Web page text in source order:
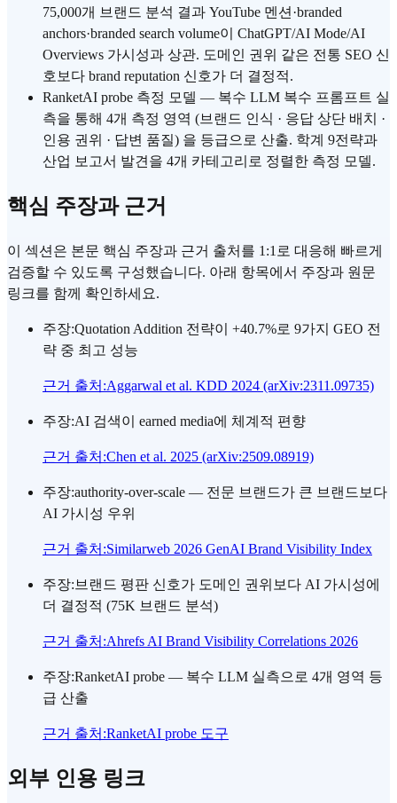
75,000개 브랜드 분석 결과 YouTube 멘션·branded
anchors·branded search volume이 ChatGPT/AI Mode/AI
Overviews 가시성과 상관. 도메인 권위 같은 전통 SEO 신
호보다 brand reputation 신호가 더 결정적.
RanketAI probe 측정 모델 — 복수 LLM 복수 프롬프트 실
측을 통해 4개 측정 영역 (브랜드 인식 · 응답 상단 배치 ·
인용 권위 · 답변 품질) 을 등급으로 산출. 학계 9전략과
산업 보고서 발견을 4개 카테고리로 정렬한 측정 모델.
핵심 주장과 근거
이 섹션은 본문 핵심 주장과 근거 출처를 1:1로 대응해 빠르게
검증할 수 있도록 구성했습니다. 아래 항목에서 주장과 원문
링크를 함께 확인하세요.
주장:Quotation Addition 전략이 +40.7%로 9가지 GEO 전
략 중 최고 성능
근거 출처 :Aggarwal et al. KDD 2024 (arXiv:2311.09735)
주장:AI 검색이 earned media에 체계적 편향
근거 출처 :Chen et al. 2025 (arXiv:2509.08919)
주장:authority-over-scale — 전문 브랜드가 큰 브랜드보다
AI 가시성 우위
근거 출처 :Similarweb 2026 GenAI Brand Visibility Index
주장: 브랜드 평판 신호가 도메인 권위보다 AI 가시성에
더 결정적 (75K 브랜드 분석)
근거 출처 :Ahrefs AI Brand Visibility Correlations 2026
주장:RanketAI probe — 복수 LLM 실측으로 4개 영역 등
급 산출
근거 출처 :RanketAI probe 도구
외부 인용 링크